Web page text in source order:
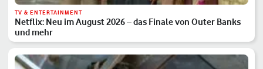
TV & ENTERTAINMENT
Netflix: Neu im August 2026 – das Finale von Outer Banks
und mehr